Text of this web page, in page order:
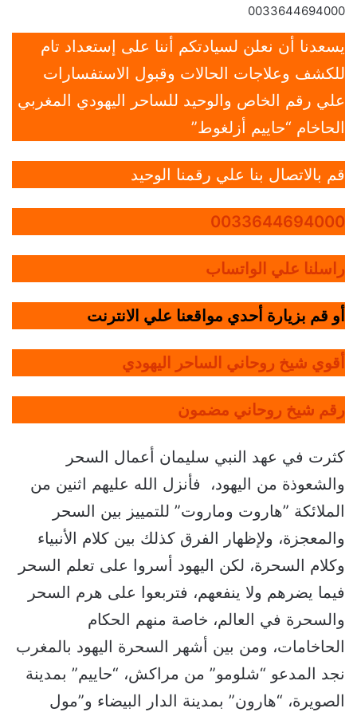
0033644694000
يسعدنا أن نعلن لسيادتكم أننا على إستعداد تام
للكشف وعلاجات الحالات وقبول الاستفسارات
علي رقم الخاص والوحيد للساحر اليهودي المغربي
الحاخام “حاييم أزلغوط”
قم بالاتصال بنا علي رقمنا الوحيد
0033644694000
راسلنا علي الواتساب
أو قم بزيارة أحدي مواقعنا علي الانترنت
أقوي شيخ روحاني الساحر اليهودي
رقم شيخ روحاني مضمون
كثرت في عهد النبي سليمان أعمال السحر
والشعوذة من اليهود، فأنزل الله عليهم اثنين من
الملائكة ”هاروت وماروت” للتمييز بين السحر
والمعجزة، ولإظهار الفرق كذلك بين كلام الأنبياء
وكلام السحرة، لكن اليهود أسروا على تعلم السحر
فيما يضرهم ولا ينفعهم، فتربعوا على هرم السحر
والسحرة في العالم، خاصة منهم الحكام
الحاخامات، ومن بين أشهر السحرة اليهود بالمغرب
نجد المدعو “شلومو” من مراكش، “حاييم” بمدينة
الصويرة، “هارون” بمدينة الدار البيضاء و”مول